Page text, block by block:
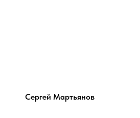
Сергей Мартьянов